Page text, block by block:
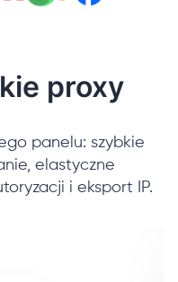
proxy
panelu: szybkie
elastyczne
i eksport IP.